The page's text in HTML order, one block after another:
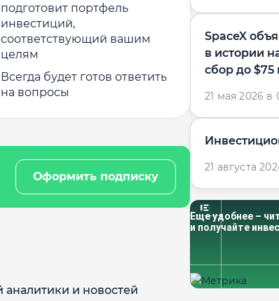
подготовит портфель
инвестиций,
соответствующий вашим
целям
Всегда будет готов ответить
на вопросы
Оформить подписку
и новостей
SpaceX
в истории
сбор до $75
21 мая 2026 в
21 августа
Еще удобнее –
и получайте